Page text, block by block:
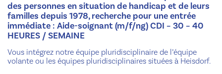
des personnes en situation de handicap et de leurs
familles depuis 1978, recherche pour une entrée
immédiate : Aide-soignant (m/f/ng) CDI – 30 – 40
HEURES / SEMAINE
Vous intégrez notre équipe pluridisciplinaire de l’équipe
volante ou les équipes pluridisciplinaires situées à Heisdorf.